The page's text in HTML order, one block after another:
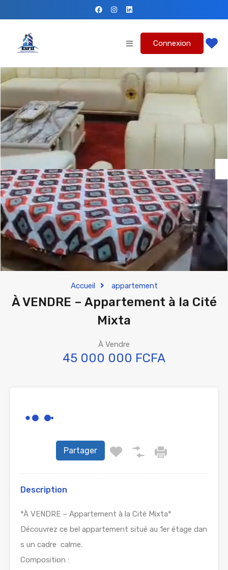
Connexion
Accueil appartement
À VENDRE – Appartement à la Cité
Mixta
À Vendre
45 000 000 FCFA
Partager
Description
*À VENDRE – Appartement à la Cité Mixta*
Découvrez ce bel appartement situé au 1er étage dan
s un cadre calme.
Composition :